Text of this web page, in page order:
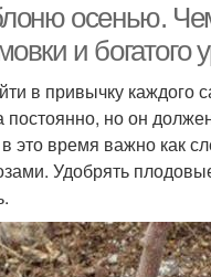
осенью.
и богатого
в привычку каждого
но он
это время важно как
Удобрять